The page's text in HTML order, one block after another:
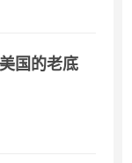
国的老底